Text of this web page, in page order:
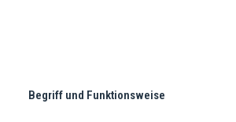
Begriff und Funktionsweise